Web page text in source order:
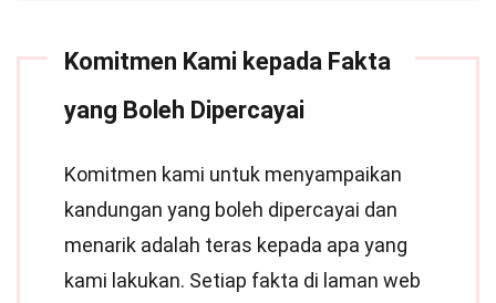
Komitmen Kami kepada Fakta
yang Boleh Dipercayai
Komitmen kami untuk menyampaikan
kandungan yang boleh dipercayai dan
menarik adalah teras kepada apa yang
kami lakukan. Setiap fakta di laman web